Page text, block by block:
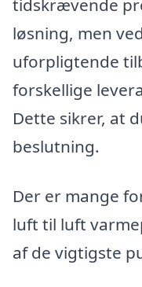
løsning, men
uforpligtende
forskellige
Dette sikrer, at
beslutning.
Der er mange
luft til luft
af de vigtigste